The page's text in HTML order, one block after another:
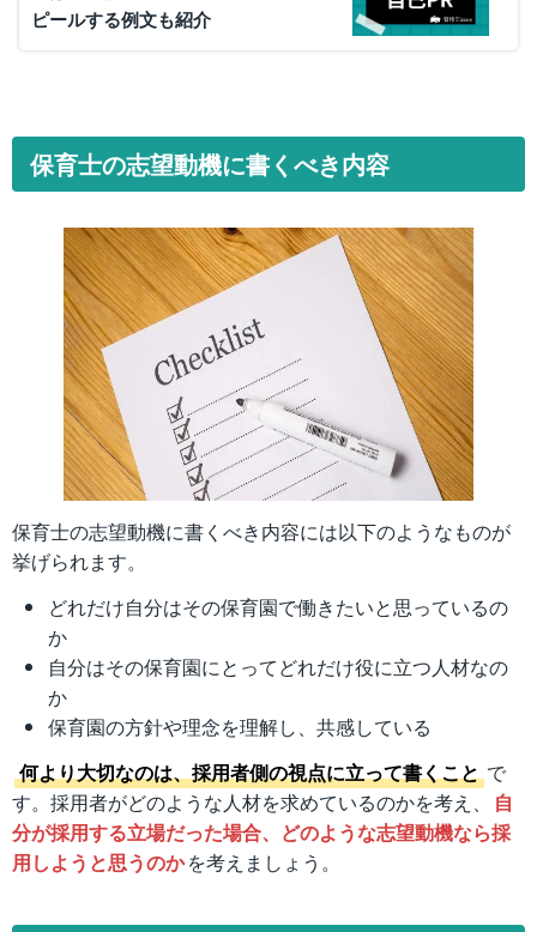
ピールする例文も紹介
保育士の志望動機に書くべき内容
保育士の志望動機に書くべき内容には以下のようなものが
挙げられます。
どれだけ自分はその保育園で働きたいと思っているの
か
自分はその保育園にとってどれだけ役に立つ人材なの
か
保育園の方針や理念を理解し、共感している
何より大切なのは、採用者側の視点に立って書くこと で
す。採用者がどのような人材を求めているのかを考え、
自
分が採用する立場だった場合、どのような志望動機なら採
用しようと思うのかを考えましょう。